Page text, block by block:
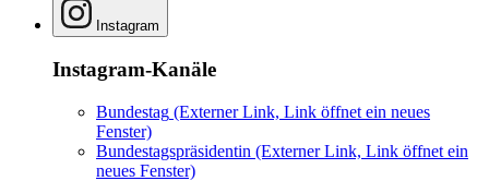
Instagram
Instagram-Kanäle
Bundestag (Externer Link, Link öffnet ein neues
Fenster)
Bundestagspräsidentin (Externer Link, Link öffnet ein
neues Fenster)